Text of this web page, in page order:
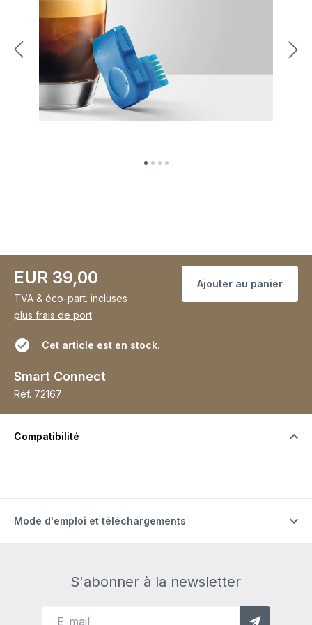
EUR 39,00
TVA & éco-part. incluses
plus frais de port
Ajouter au panier
Cet article est en stock.
Smart Connect
Réf. 72167
Compatibilité
Mode d'emploi et téléchargements
S'abonner à la newsletter